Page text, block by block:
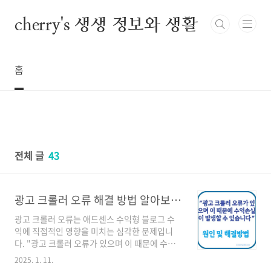
cherry's 생생 정보와 생활
홈
전체 글 43
광고 크롤러 오류 해결 방법 알아보기 구글 애드센스 오류
광고 크롤러 오류는 애드센스 수익형 블로그 수
익에 직접적인 영향을 미치는 심각한 문제입니
다. "광고 크롤러 오류가 있으며 이 때문에 수익
손실이 발생할 수 있습니다"라는 문구가 표시됐
2025. 1. 11.